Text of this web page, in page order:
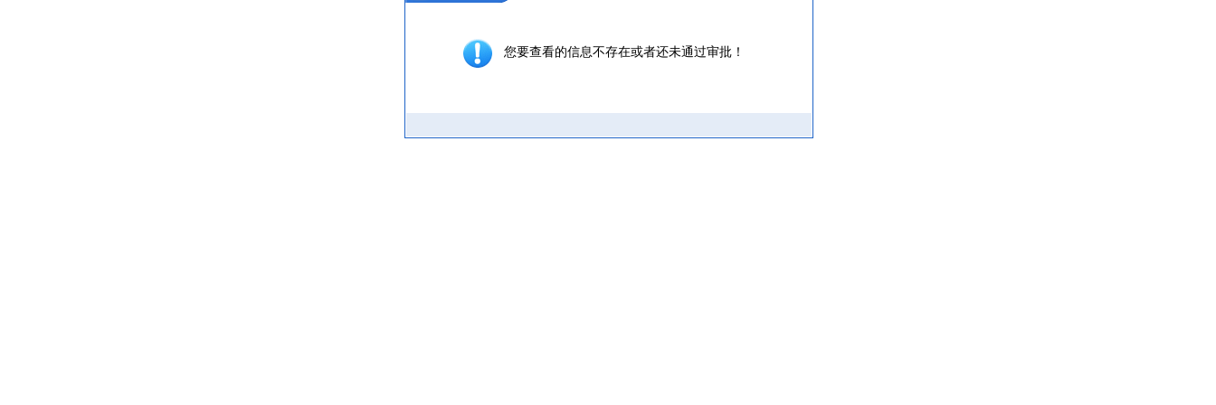
您要查看的信息不存在或者还未通过审批！